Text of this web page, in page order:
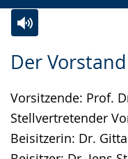
Der Vorstand
Vorsitzende: Prof.
Stellvertretender
Beisitzerin: Dr.
Leichten
wechseln.
Audio-
Video
Deutscher
Gebärdensprache
wird